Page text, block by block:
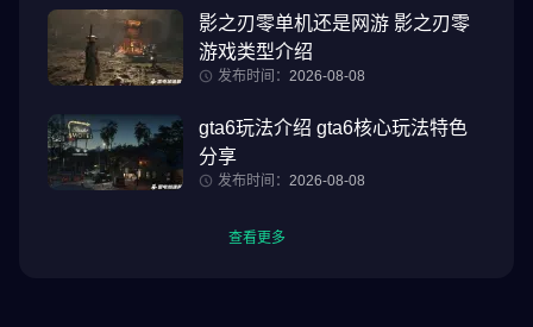
影之刃零单机还是网游 影之刃零
游戏类型介绍
发布时间： 2026-08-08
gta6玩法介绍 gta6核心玩法特色
分享
发布时间： 2026-08-08
查看更多